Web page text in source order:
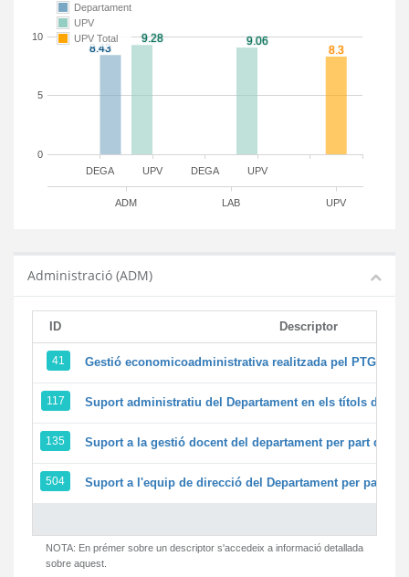
DEGA DEGA
UPV UPV
ADM LAB UPV
0
5
10
Departament
UPV
UPV Total
Administració (ADM)
ID Descriptor
41 Gestió economicoadministrativa realitzada pel PTGAS
117 Suport administratiu del Departament en els títols de
135 Suport a la gestió docent del departament per part del
504 Suport a l'equip de direcció del Departament per part del
NOTA: En prémer sobre un descriptor s'accedeix a informació detallada
sobre aquest.